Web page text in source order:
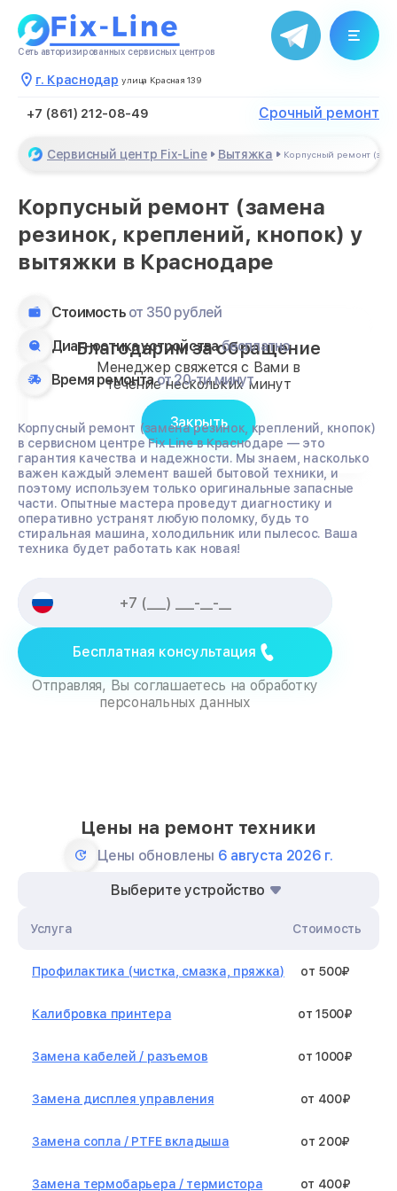
Сеть авторизированных сервисных центров
г. Краснодар улица Красная 139
+7 (861) 212-08-49 Срочный ремонт
Сервисный центр Fix-Line Вытяжка Корпусный ремонт
Корпусный ремонт (замена
резинок, креплений, кнопок) у
вытяжки в Краснодаре
Стоимость от 350 рублей
Диагностика устройствабесплатно
Время ремонта от 20-ти минут
Корпусный ремонт (замена резинок, креплений, кнопок)
в сервисном центре Fix Line в Краснодаре — это
гарантия качества и надежности. Мы знаем, насколько
важен каждый элемент вашей бытовой техники, и
поэтому используем только оригинальные запасные
части. Опытные мастера проведут диагностику и
оперативно устранят любую поломку, будь то
стиральная машина, холодильник или пылесос. Ваша
техника будет работать как новая!
Бесплатная консультация
Отправляя, Вы соглашаетесь на обработку
персональных данных
Цены на ремонт техники
Цены обновлены 6 августа 2026 г.
Выберите устройство
Услуга Стоимость
Профилактика (чистка, смазка, пряжка) от 500₽
Калибровка принтера от 1500₽
Замена кабелей / разъемов от 1000₽
Замена дисплея управления от 400₽
Замена сопла / PTFE вкладыша от 200₽
Замена термобарьера / термистора от 400₽
Благодарим за обращение
Менеджер свяжется с Вами в
течение нескольких минут
Закрыть